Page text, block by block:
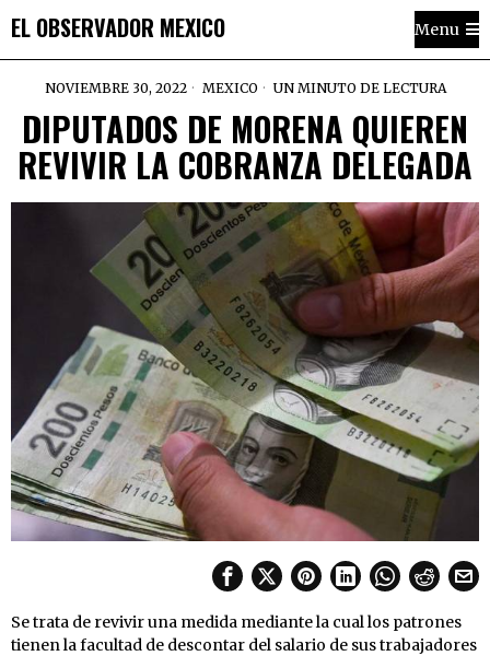
EL OBSERVADOR MEXICO Menu
NOVIEMBRE 30, 2022 MEXICO UN MINUTO DE LECTURA
DIPUTADOS DE MORENA QUIEREN
REVIVIR LA COBRANZA DELEGADA
Se trata de revivir una medida mediante la cual los patrones
tienen la facultad de descontar del salario de sus trabajadores